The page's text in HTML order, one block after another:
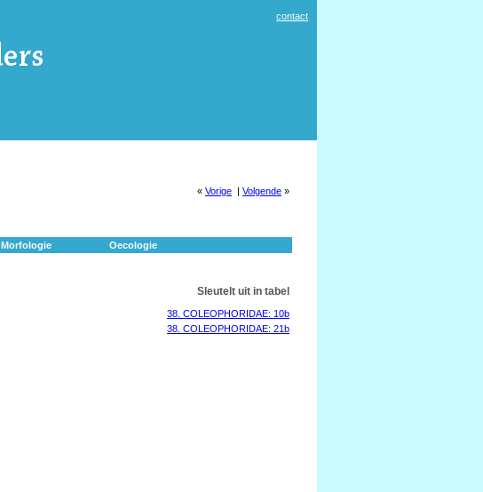
contact
« Vorige | Volgende »
Morfologie Oecologie
Sleutelt uit in tabel
38. COLEOPHORIDAE: 10b
38. COLEOPHORIDAE: 21b